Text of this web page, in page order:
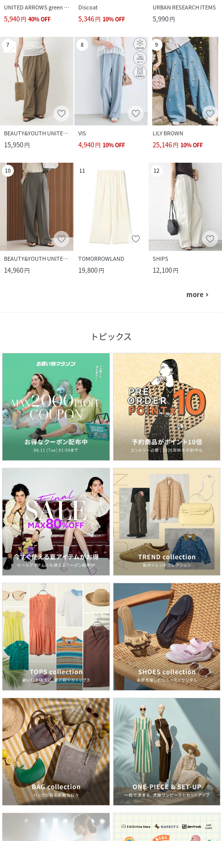
UNITED ARROWS green label relaxing
5,940円 40%OFF
Discoat
5,346円 10%OFF
URBAN RESEARCH ITEMS
5,990円
7
BEAUTY&YOUTH UNITED ARROWS
15,950円
8
VIS
4,940円 10%OFF
9
LILY BROWN
25,146円 10%OFF
10
BEAUTY&YOUTH UNITED ARROWS
14,960円
11
TOMORROWLAND
19,800円
12
SHIPS
12,100円
more navigate_next
トピックス